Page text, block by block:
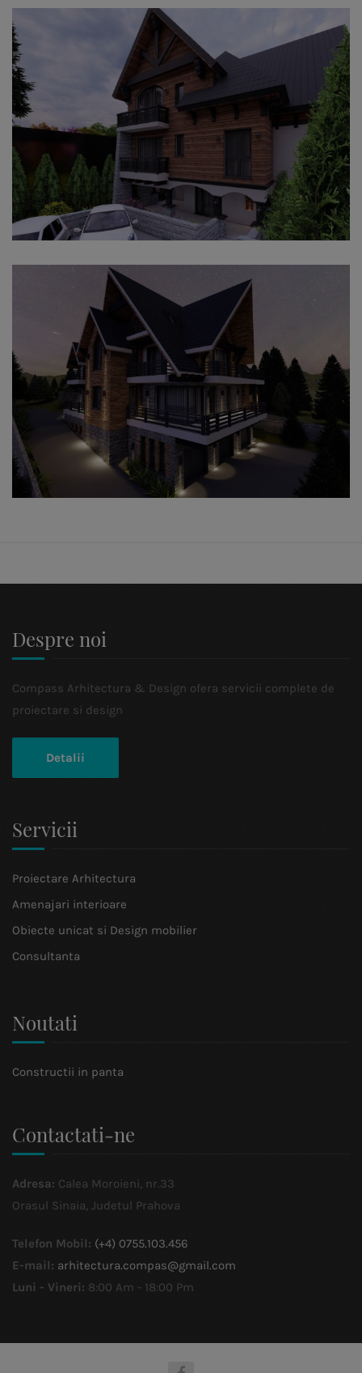
Despre noi
Compass Arhitectura & Design ofera servicii complete de
proiectare si design
Detalii
Servicii
Proiectare Arhitectura
Amenajari interioare
Obiecte unicat si Design mobilier
Consultanta
Noutati
Constructii in panta
Contactati-ne
Adresa: Calea Moroieni, nr.33
Orasul Sinaia, Judetul Prahova
Telefon Mobil: (+4) 0755.103.456
E-mail: arhitectura.compas@gmail.com
Luni - Vineri: 8:00 Am - 18:00 Pm